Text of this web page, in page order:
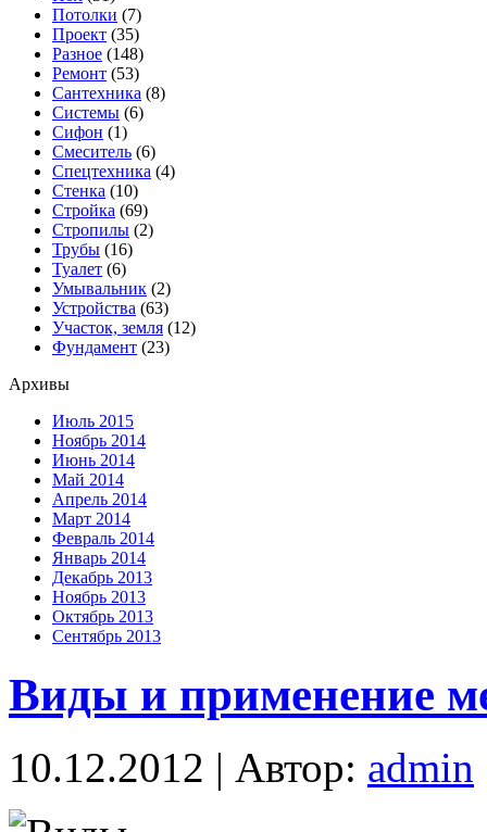
Потолки (7)
Проект (35)
Разное (148)
Ремонт (53)
Сантехника (8)
Системы (6)
Сифон (1)
Смеситель (6)
Спецтехника (4)
Стенка (10)
Стройка (69)
Стропилы (2)
Трубы (16)
Туалет (6)
Умывальник (2)
Устройства (63)
Участок, земля (12)
Фундамент (23)
Архивы
Июль 2015
Ноябрь 2014
Июнь 2014
Май 2014
Апрель 2014
Март 2014
Февраль 2014
Январь 2014
Декабрь 2013
Ноябрь 2013
Октябрь 2013
Сентябрь 2013
Виды и применение
10.12.2012 | Автор: admin